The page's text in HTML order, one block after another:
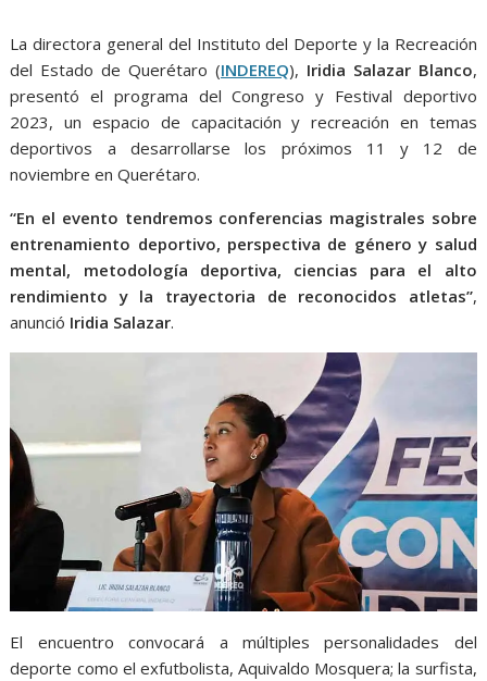
k p er
La directora general del Instituto del Deporte y la Recreación
del Estado de Querétaro (INDEREQ), Iridia Salazar Blanco,
presentó el programa del Congreso y Festival deportivo
2023, un espacio de capacitación y recreación en temas
deportivos a desarrollarse los próximos 11 y 12 de
noviembre en Querétaro.
“En el evento tendremos conferencias magistrales sobre
entrenamiento deportivo, perspectiva de género y salud
mental, metodología deportiva, ciencias para el alto
rendimiento y la trayectoria de reconocidos atletas”,
anunció Iridia Salazar.
El encuentro convocará a múltiples personalidades del
deporte como el exfutbolista, Aquivaldo Mosquera; la surfista,